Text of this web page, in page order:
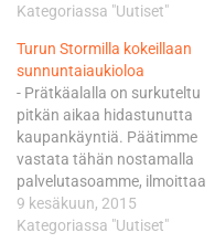
Lahden myymälöissä klo 10-
tunnni pidempää avoinna
kanta-asiakkaille. Stomilta
löytyy yllätyslahja 30
ensimmäiselle kantikselle,
mahtavia tarjouksia myös
kauden 2012 uutuuksista,
joita myymälät ovatkin
pullollaan (nähtävillä muiden
muassa odotetut X-Liten
Kategoriassa "Uutiset"
Turun Stormilla kokeillaan
sunnuntaiaukioloa
- Prätkäalalla on surkuteltu
pitkän aikaa hidastunutta
kaupankäyntiä. Päätimme
vastata tähän nostamalla
palvelutasoamme, ilmoittaa
Storm Motorin
toimitusjohtaja Samuli
9 kesäkuun, 2015
Kategoriassa "Uutiset"